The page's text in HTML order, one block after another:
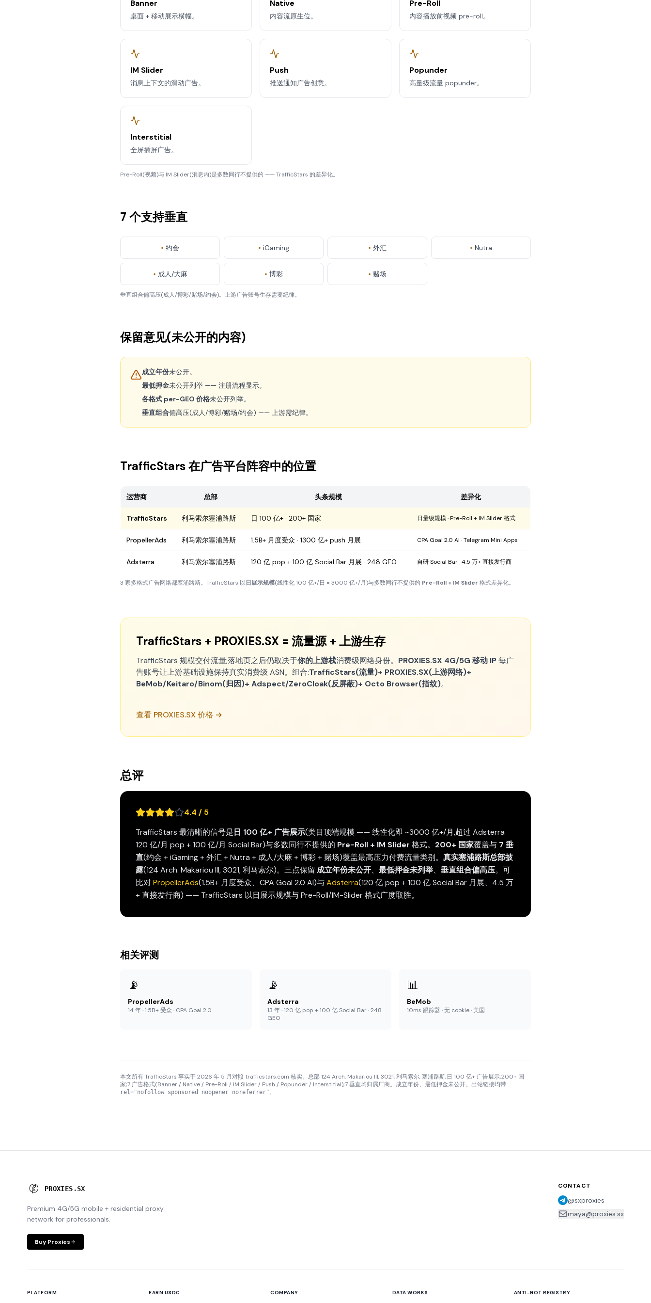
Banner
桌面 + 移动展示横幅。
Native
内容流原生位。
Pre-Roll
内容播放前视频 pre-roll。
IM Slider
消息上下文的滑动广告。
Push
推送通知广告创意。
Popunder
高量级流量 popunder。
Interstitial
全屏插屏广告。
Pre-Roll(视频)与 IM Slider(消息内)是多数同行不提供的 —— TrafficStars 的差异化。
7 个支持垂直
• 约会 • iGaming • 外汇 • Nutra
• 成人/大麻 • 博彩 • 赌场
垂直组合偏高压(成人/博彩/赌场/约会)。上游广告账号生存需要纪律。
保留意见(未公开的内容)
成立年份未公开。
最低押金未公开列举 —— 注册流程显示。
各格式 per-GEO 价格未公开列举。
垂直组合偏高压(成人/博彩/赌场/约会) —— 上游需纪律。
TrafficStars 在广告平台阵容中的位置
运营商 总部 头条规模 差异化
TrafficStars 利马索尔塞浦路斯 日 100 亿+ · 200+ 国家 日量级规模 · Pre-Roll + IM Slider 格式
PropellerAds 利马索尔塞浦路斯 1.5B+ 月度受众 · 1300 亿+ push 月展 CPA Goal 2.0 AI · Telegram Mini Apps
Adsterra 利马索尔塞浦路斯 120 亿 pop + 100 亿 Social Bar 月展 · 248 GEO 自研 Social Bar · 4.5 万+ 直接发行商
3 家多格式广告网络都塞浦路斯。TrafficStars 以日展示规模(线性化 100 亿+/日 = 3000 亿+/月)与多数同行不提供的 Pre-Roll + IM Slider 格式差异化。
TrafficStars + PROXIES.SX = 流量源 + 上游生存
TrafficStars 规模交付流量;落地页之后仍取决于你的上游栈消费级网络身份。 PROXIES.SX 4G/5G 移动 IP每广
告账号让上游基础设施保持真实消费级 ASN。组合:TrafficStars(流量)+ PROXIES.SX(上游网络)+
BeMob/Keitaro/Binom(归因)+ Adspect/ZeroCloak(反屏蔽)+ Octo Browser(指纹)。
查看 PROXIES.SX 价格 →
总评
4.4 / 5
TrafficStars 最清晰的信号是日 100 亿+ 广告展示(类目顶端规模 —— 线性化即 ~3000 亿+/月,超过 Adsterra
120 亿/月 pop + 100 亿/月 Social Bar)与多数同行不提供的 Pre-Roll + IM Slider 格式。 200+ 国家覆盖与 7 垂
直(约会 + iGaming + 外汇 + Nutra + 成人/大麻 + 博彩 + 赌场)覆盖最高压力付费流量类别。 真实塞浦路斯总部披
露(124 Arch. Makariou III, 3021, 利马索尔)。三点保留:成立年份未公开、 最低押金未列举、 垂直组合偏高压。可
比对PropellerAds(1.5B+ 月度受众、CPA Goal 2.0 AI)与Adsterra(120 亿 pop + 100 亿 Social Bar 月展、4.5 万
+ 直接发行商) —— TrafficStars 以日展示规模与 Pre-Roll/IM-Slider 格式广度取胜。
相关评测
📡
PropellerAds
14 年 · 1.5B+ 受众 · CPA Goal 2.0
📡
Adsterra
13 年 · 120 亿 pop + 100 亿 Social Bar · 248
GEO
📊
BeMob
10ms 跟踪器 · 无 cookie · 美国
本文所有 TrafficStars 事实于 2026 年 5 月对照 trafficstars.com 核实。总部 124 Arch. Makariou III, 3021, 利马索尔, 塞浦路斯;日 100 亿+ 广告展示;200+ 国
家;7 广告格式(Banner / Native / Pre-Roll / IM Slider / Push / Popunder / Interstitial);7 垂直均归属厂商。成立年份、最低押金未公开。出站链接均带
rel="nofollow sponsored noopener noreferrer"。
PROXIES .SX
Premium 4G/5G mobile + residential proxy
network for professionals.
Buy Proxies
CONTACT
@sxproxies
maya@proxies.sx
PLATFORM EARN USDC COMPANY DATA WORKS ANTI-BOT REGISTRY